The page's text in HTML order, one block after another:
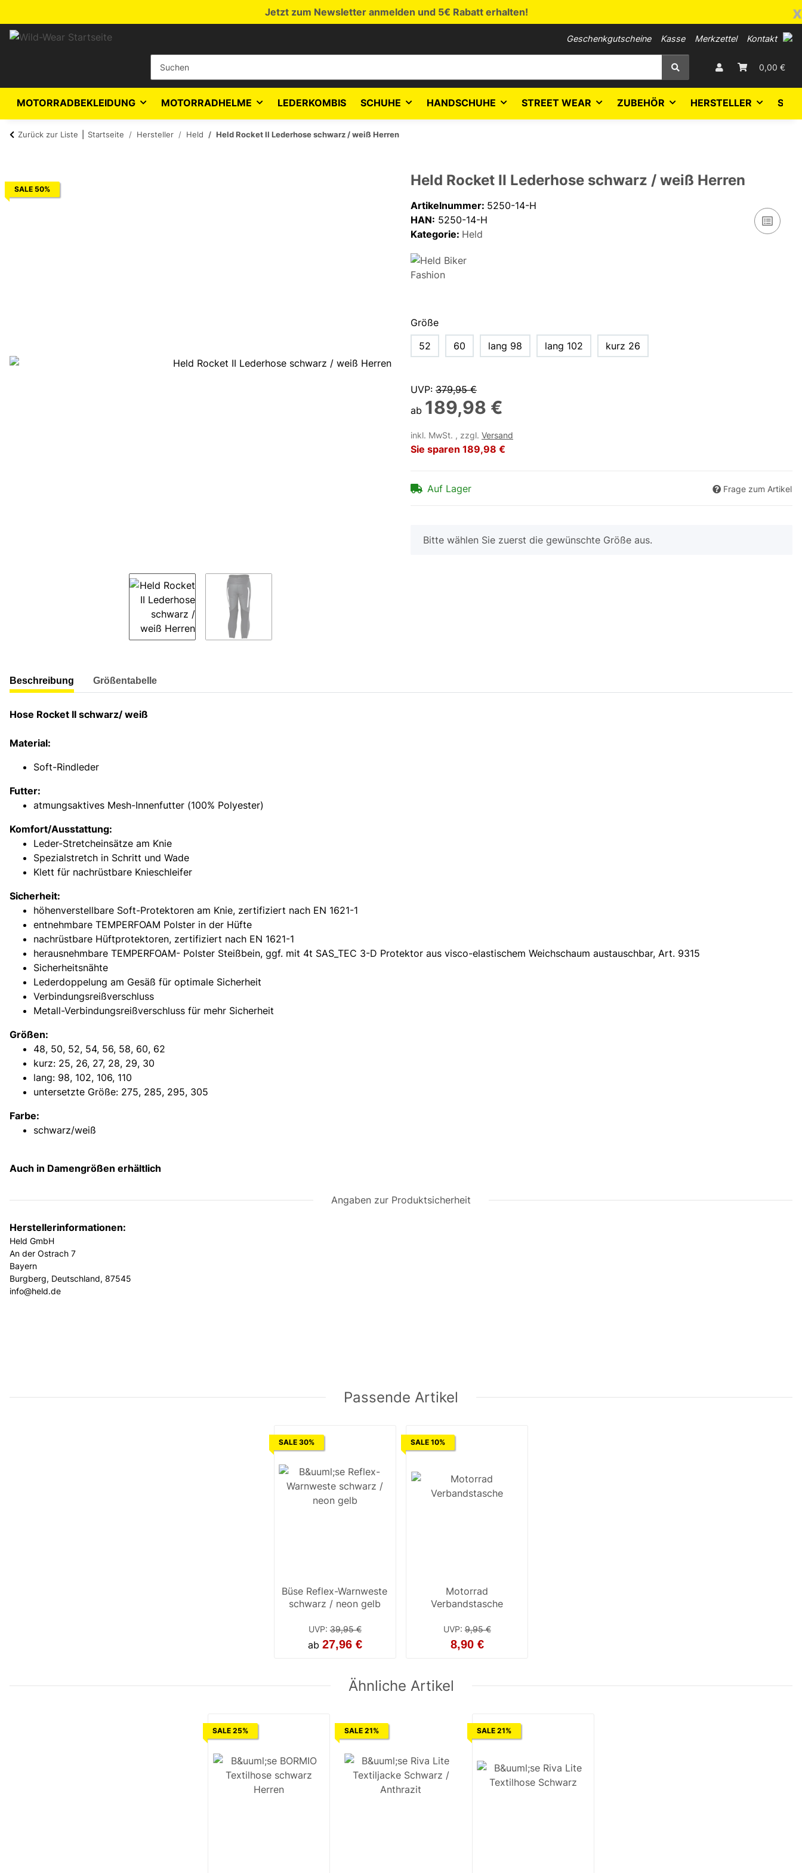
x
Jetzt zum Newsletter anmelden und 5€ Rabatt erhalten!
Geschenkgutscheine Kasse Merkzettel Kontakt
0,00 €
MOTORRADBEKLEIDUNG MOTORRADHELME LEDERKOMBIS SCHUHE HANDSCHUHE STREET WEAR ZUBEHÖR HERSTELLER SALE
Zurück zur Liste Startseite Hersteller Held Held Rocket II Lederhose schwarz / weiß Herren
SALE 50%
Held Rocket II Lederhose schwarz / weiß Herren
Artikelnummer: 5250-14-H
HAN: 5250-14-H
Kategorie: Held
Größe
52
60 lang 98 lang 102 kurz 26
UVP: 379,95 €
ab 189,98 €
inkl. MwSt. , zzgl. Versand
Sie sparen 189,98 €
Auf Lager Frage zum Artikel
x
Bitte wählen Sie zuerst die gewünschte Größe aus.
weitere Registerkarten anzeigen
Beschreibung Größentabelle
Hose Rocket II schwarz/ weiß
Material:
Soft-Rindleder
Futter:
atmungsaktives Mesh-Innenfutter (100% Polyester)
Komfort/Ausstattung:
Leder-Stretcheinsätze am Knie
Spezialstretch in Schritt und Wade
Klett für nachrüstbare Knieschleifer
Sicherheit:
höhenverstellbare Soft-Protektoren am Knie, zertifiziert nach EN 1621-1
entnehmbare TEMPERFOAM Polster in der Hüfte
nachrüstbare Hüftprotektoren, zertifiziert nach EN 1621-1
herausnehmbare TEMPERFOAM- Polster Steißbein, ggf. mit 4t SAS_TEC 3-D Protektor aus visco-elastischem Weichschaum austauschbar, Art. 9315
Sicherheitsnähte
Lederdoppelung am Gesäß für optimale Sicherheit
Verbindungsreißverschluss
Metall-Verbindungsreißverschluss für mehr Sicherheit
Größen:
48, 50, 52, 54, 56, 58, 60, 62
kurz: 25, 26, 27, 28, 29, 30
lang: 98, 102, 106, 110
untersetzte Größe: 275, 285, 295, 305
Farbe:
schwarz/weiß
Auch in Damengrößen erhältlich
Angaben zur Produktsicherheit
Herstellerinformationen:
Held GmbH
An der Ostrach 7
Bayern
Burgberg, Deutschland, 87545
info@held.de
Passende Artikel
SALE 30%
Büse Reflex-Warnweste
schwarz / neon gelb
UVP:39,95 €
ab 27,96 €
SALE 10%
Motorrad
Verbandstasche
UVP:9,95 €
8,90 €
Ähnliche Artikel
SALE 25% SALE 21% SALE 21%